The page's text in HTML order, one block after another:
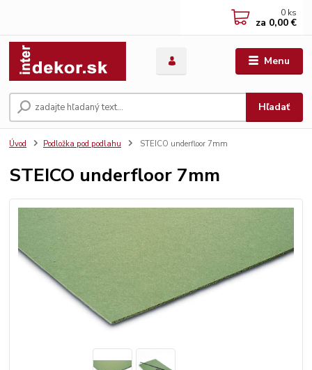
Menu
Hľadať
0 ks
za 0,00 €
Úvod Podložka pod podlahu STEICO underfloor 7mm
STEICO underfloor 7mm